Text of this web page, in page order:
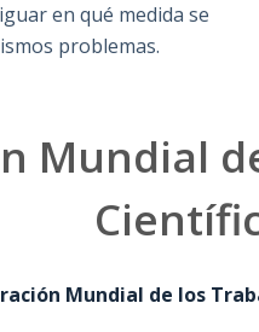
en qué medida se
problemas.
Mundial de los